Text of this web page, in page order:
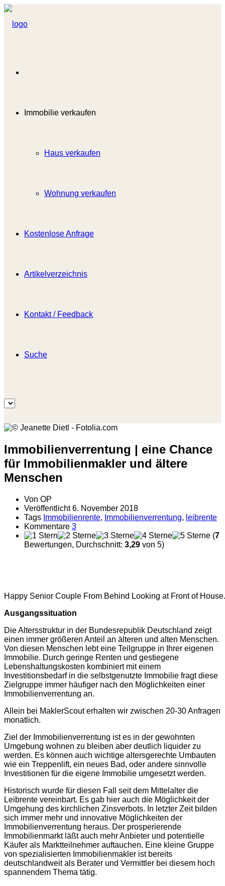
Immobilie verkaufen
Haus verkaufen
Wohnung verkaufen
Kostenlose Anfrage
Artikelverzeichnis
Kontakt / Feedback
Suche
Immobilienverrentung | eine Chance
für Immobilienmakler und ältere
Menschen
Von OP
Veröffentlicht6. November 2018
Tags Immobilienrente, Immobilienverrentung, leibrente
Kommentare 3
(7
Bewertungen, Durchschnitt: 3,29 von 5)
Happy Senior Couple From Behind Looking at Front of House.
Ausgangssituation
Die Altersstruktur in der Bundesrepublik Deutschland zeigt
einen immer größeren Anteil an älteren und alten Menschen.
Von diesen Menschen lebt eine Teilgruppe in Ihrer eigenen
Immobilie. Durch geringe Renten und gestiegene
Lebenshaltungskosten kombiniert mit einem
Investitionsbedarf in die selbstgenutzte Immobilie fragt diese
Zielgruppe immer häufiger nach den Möglichkeiten einer
Immobilienverrentung an.
Allein bei MaklerScout erhalten wir zwischen 20-30 Anfragen
monatlich.
Ziel der Immobilienverrentung ist es in der gewohnten
Umgebung wohnen zu bleiben aber deutlich liquider zu
werden. Es können auch wichtige altersgerechte Umbauten
wie ein Treppenlift, ein neues Bad, oder andere sinnvolle
Investitionen für die eigene Immobilie umgesetzt werden.
Historisch wurde für diesen Fall seit dem Mittelalter die
Leibrente vereinbart. Es gab hier auch die Möglichkeit der
Umgehung des kirchlichen Zinsverbots. In letzter Zeit bilden
sich immer mehr und innovative Möglichkeiten der
Immobilienverrentung heraus. Der prosperierende
Immobilienmarkt läßt auch mehr Anbieter und potentielle
Käufer als Marktteilnehmer auftauchen. Eine kleine Gruppe
von spezialisierten Immobilienmakler ist bereits
deutschlandweit als Berater und Vermittler bei diesem hoch
spannendem Thema tätig.